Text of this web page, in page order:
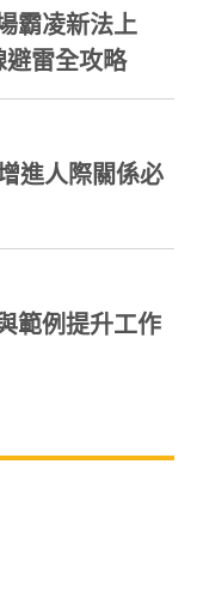
霸凌新法上
雷全攻略
進人際關係必
範例提升工作